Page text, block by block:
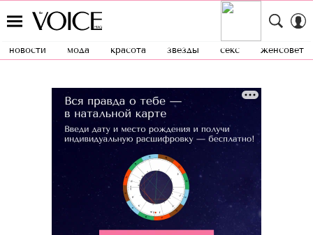
новости мода красота звезды секс женсовет